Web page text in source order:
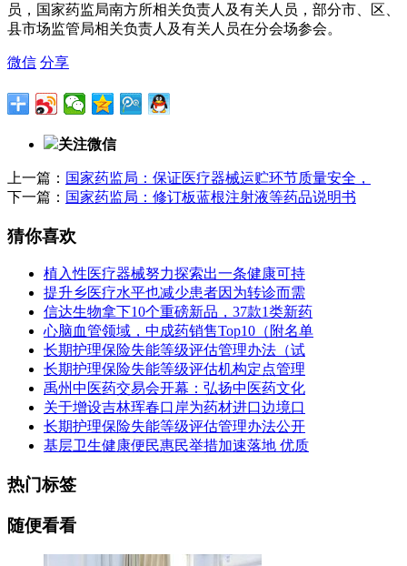
员，国家药监局南方所相关负责人及有关人员，部分市、区、
县市场监管局相关负责人及有关人员在分会场参会。
微信 分享
关注微信
上一篇： 国家药监局：保证医疗器械运贮环节质量安全，
下一篇： 国家药监局：修订板蓝根注射液等药品说明书
猜你喜欢
植入性医疗器械努力探索出一条健康可持
提升乡医疗水平也减少患者因为转诊而需
信达生物拿下10个重磅新品，37款1类新药
心脑血管领域，中成药销售Top10（附名单
长期护理保险失能等级评估管理办法（试
长期护理保险失能等级评估机构定点管理
禹州中医药交易会开幕：弘扬中医药文化
关于增设吉林珲春口岸为药材进口边境口
长期护理保险失能等级评估管理办法公开
基层卫生健康便民惠民举措加速落地 优质
热门标签
随便看看